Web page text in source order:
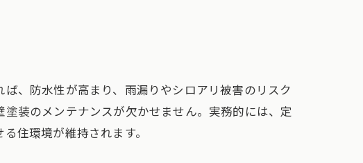
、防水性が高まり、雨漏りやシロアリ被害のリスク
装のメンテナンスが欠かせません。実務的には、定
住環境が維持されます。